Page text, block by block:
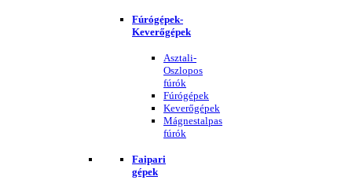
Fúrógépek-
Keverőgépek
Asztali-
Oszlopos
fúrók
Fúrógépek
Keverőgépek
Mágnestalpas
fúrók
Faipari
gépek